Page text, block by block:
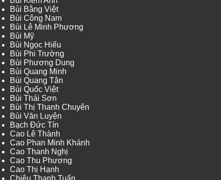
Bùi Bằng Việt
Bùi Công Nam
Bùi Lê Minh Phương
Bùi Mỹ
Bùi Ngọc Hiếu
Bùi Phi Trường
Bùi Phương Dung
Bùi Quang Minh
Bùi Quang Tân
Bùi Quốc Việt
Bùi Thái Sơn
Bùi Thị Thanh Chuyên
Bùi Văn Luyện
Bạch Đức Tín
Cao Lê Thành
Cao Phan Minh Khánh
Cao Thanh Nghị
Cao Thu Phương
Cao Thị Hạnh
Chiêu Thanh Tuấn